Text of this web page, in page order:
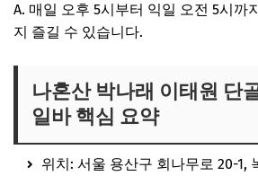
A. 매일 오후 5시부터 익일 오전 5시까
지 즐길 수 있습니다.
나혼산 박나래 이태원 단
일바 핵심 요약
위치: 서울 용산구 회나무로 20-1,